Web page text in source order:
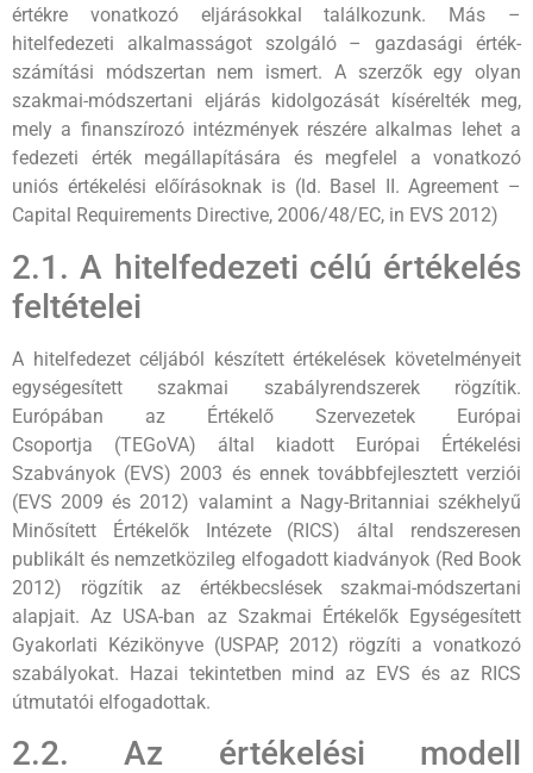
értékre vonatkozó eljárásokkal találkozunk. Más –
hitelfedezeti alkalmasságot szolgáló – gazdasági érték-
számítási módszertan nem ismert. A szerzők egy olyan
szakmai-módszertani eljárás kidolgozását kísérelték meg,
mely a finanszírozó intézmények részére alkalmas lehet a
fedezeti érték megállapítására és megfelel a vonatkozó
uniós értékelési előírásoknak is (ld. Basel II. Agreement –
Capital Requirements Directive, 2006/48/EC, in EVS 2012)
2.1. A hitelfedezeti célú értékelés
feltételei
A hitelfedezet céljából készített értékelések követelményeit
egységesített szakmai szabályrendszerek rögzítik.
Európában az Értékelő Szervezetek Európai
Csoportja (TEGoVA) által kiadott Európai Értékelési
Szabványok (EVS) 2003 és ennek továbbfejlesztett verziói
(EVS 2009 és 2012) valamint a Nagy-Britanniai székhelyű
Minősített Értékelők Intézete (RICS) által rendszeresen
publikált és nemzetközileg elfogadott kiadványok (Red Book
2012) rögzítik az értékbecslések szakmai-módszertani
alapjait. Az USA-ban az Szakmai Értékelők Egységesített
Gyakorlati Kézikönyve (USPAP, 2012) rögzíti a vonatkozó
szabályokat. Hazai tekintetben mind az EVS és az RICS
útmutatói elfogadottak.
2.2. Az értékelési modell